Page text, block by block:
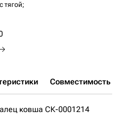
тягой;
Совместимость
ковша СК-0001214